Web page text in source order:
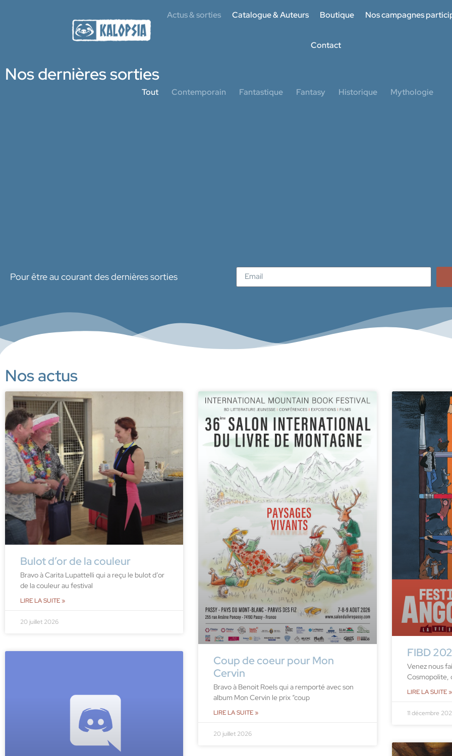
Actus & sorties Catalogue & Auteurs Boutique Nos campagnes
Contact
Nos dernières sorties
Tout Contemporain Fantastique Fantasy Historique Mythologie
Pour être au courant des dernières sorties
Nos actus
Bulot d’or de la couleur
Bravo à Carita Lupattelli qui a reçu le bulot d’or
de la couleur au festival
LIRE LA SUITE »
20 juillet 2026
Coup de coeur pour Mon
Cervin
Bravo à Benoit Roels qui a remporté avec son
album Mon Cervin le prix “coup
LIRE LA SUITE »
20 juillet 2026
FIBD
Venez nous
Cosmopolite,
LIRE LA SUITE »
11 décembre